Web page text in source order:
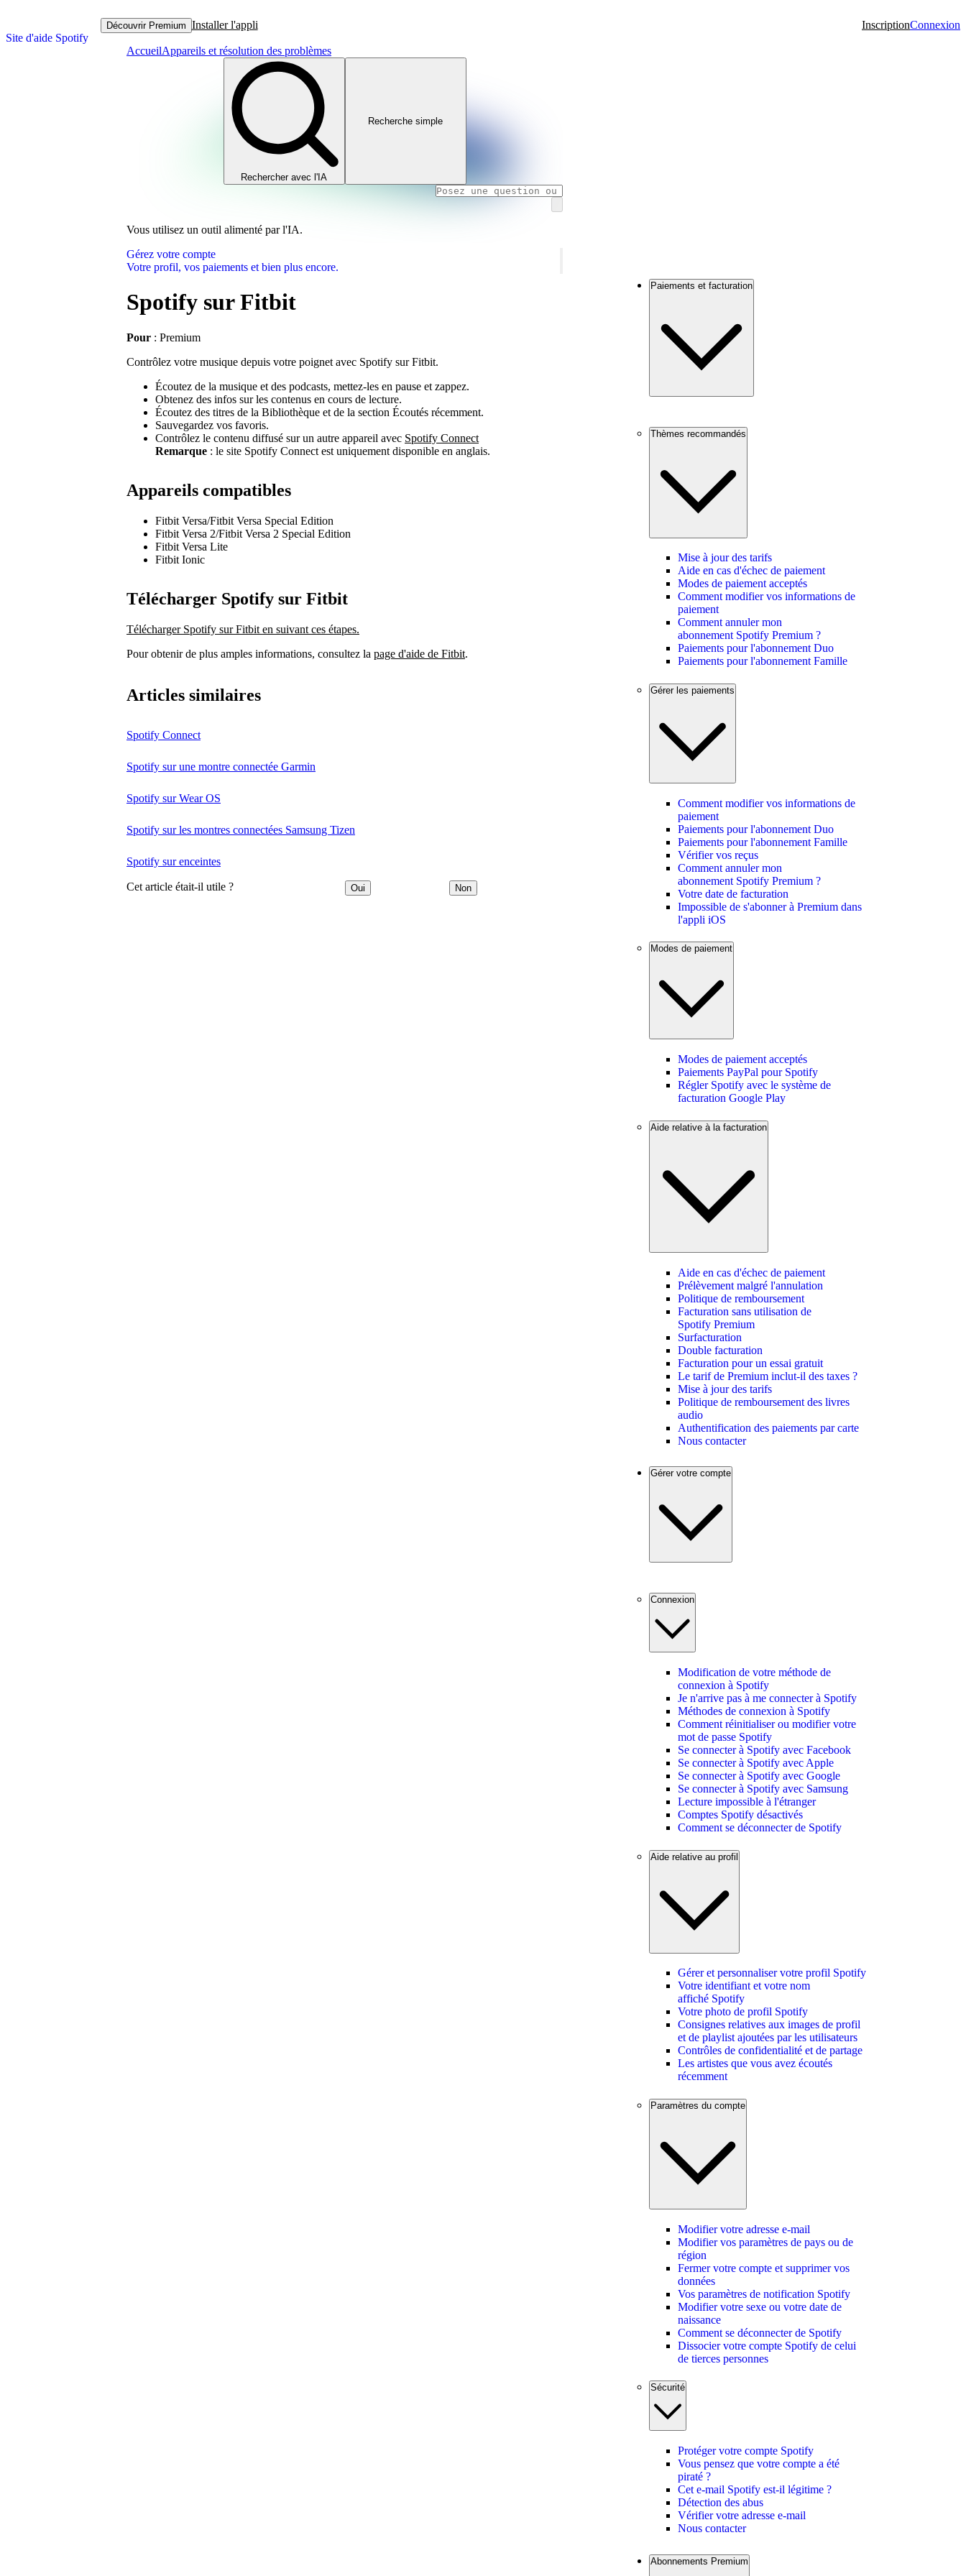
Site d'aide Spotify
Découvrir Premium Installer l'appli InscriptionConnexion
AccueilAppareils et résolution des problèmes
Rechercher avec l'IA
Recherche simple
Vous utilisez un outil alimenté par l'IA.
Gérez votre compte
Votre profil, vos paiements et bien plus encore.
Spotify sur Fitbit
Pour : Premium
Contrôlez votre musique depuis votre poignet avec Spotify sur Fitbit.
Écoutez de la musique et des podcasts, mettez-les en pause et zappez.
Obtenez des infos sur les contenus en cours de lecture.
Écoutez des titres de la Bibliothèque et de la section Écoutés récemment.
Sauvegardez vos favoris.
Contrôlez le contenu diffusé sur un autre appareil avec Spotify Connect
Remarque : le site Spotify Connect est uniquement disponible en anglais.
Appareils compatibles
Fitbit Versa/Fitbit Versa Special Edition
Fitbit Versa 2/Fitbit Versa 2 Special Edition
Fitbit Versa Lite
Fitbit Ionic
Télécharger Spotify sur Fitbit
Télécharger Spotify sur Fitbit en suivant ces étapes.
Pour obtenir de plus amples informations, consultez la page d'aide de Fitbit.
Articles similaires
Spotify Connect
Spotify sur une montre connectée Garmin
Spotify sur Wear OS
Spotify sur les montres connectées Samsung Tizen
Spotify sur enceintes
Cet article était-il utile ? Oui Non
Paiements et facturation
Thèmes recommandés
Mise à jour des tarifs
Aide en cas d'échec de paiement
Modes de paiement acceptés
Comment modifier vos informations de
paiement
Comment annuler mon
abonnement Spotify Premium ?
Paiements pour l'abonnement Duo
Paiements pour l'abonnement Famille
Gérer les paiements
Comment modifier vos informations de
paiement
Paiements pour l'abonnement Duo
Paiements pour l'abonnement Famille
Vérifier vos reçus
Comment annuler mon
abonnement Spotify Premium ?
Votre date de facturation
Impossible de s'abonner à Premium dans
l'appli iOS
Modes de paiement
Modes de paiement acceptés
Paiements PayPal pour Spotify
Régler Spotify avec le système de
facturation Google Play
Aide relative à la facturation
Aide en cas d'échec de paiement
Prélèvement malgré l'annulation
Politique de remboursement
Facturation sans utilisation de
Spotify Premium
Surfacturation
Double facturation
Facturation pour un essai gratuit
Le tarif de Premium inclut-il des taxes ?
Mise à jour des tarifs
Politique de remboursement des livres
audio
Authentification des paiements par carte
Nous contacter
Gérer votre compte
Connexion
Modification de votre méthode de
connexion à Spotify
Je n'arrive pas à me connecter à Spotify
Méthodes de connexion à Spotify
Comment réinitialiser ou modifier votre
mot de passe Spotify
Se connecter à Spotify avec Facebook
Se connecter à Spotify avec Apple
Se connecter à Spotify avec Google
Se connecter à Spotify avec Samsung
Lecture impossible à l'étranger
Comptes Spotify désactivés
Comment se déconnecter de Spotify
Aide relative au profil
Gérer et personnaliser votre profil Spotify
Votre identifiant et votre nom
affiché Spotify
Votre photo de profil Spotify
Consignes relatives aux images de profil
et de playlist ajoutées par les utilisateurs
Contrôles de confidentialité et de partage
Les artistes que vous avez écoutés
récemment
Paramètres du compte
Modifier votre adresse e-mail
Modifier vos paramètres de pays ou de
région
Fermer votre compte et supprimer vos
données
Vos paramètres de notification Spotify
Modifier votre sexe ou votre date de
naissance
Comment se déconnecter de Spotify
Dissocier votre compte Spotify de celui
de tierces personnes
Sécurité
Protéger votre compte Spotify
Vous pensez que votre compte a été
piraté ?
Cet e-mail Spotify est-il légitime ?
Détection des abus
Vérifier votre adresse e-mail
Nous contacter
Abonnements Premium